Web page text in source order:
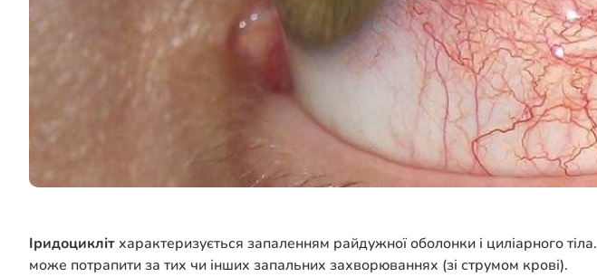
Іридоцикліт характеризується запаленням райдужної оболонки і циліарного тіла.
може потрапити за тих чи інших запальних захворюваннях (зі струмом крові).